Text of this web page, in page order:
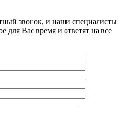
звонок, и наши специалисты
для Вас время и ответят на все